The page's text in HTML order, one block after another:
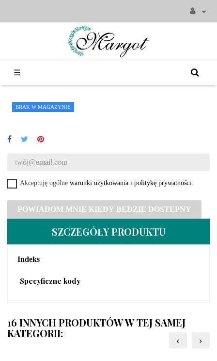

Toggle
☰
BRAK W MAGAZYNIE
Akceptuję ogólne warunki użytkowania i politykę prywatności.
POWIADOM MNIE KIEDY BĘDZIE DOSTĘPNY
SZCZEGÓŁY PRODUKTU
Indeks
Specyficzne kody
16 INNYCH PRODUKTÓW W TEJ SAMEJ
KATEGORII:
‹ ›